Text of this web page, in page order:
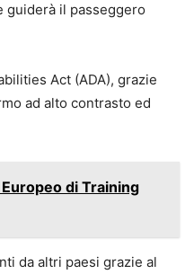
guiderà il passeggero
Act (ADA), grazie
ad alto contrasto ed
di Training
da altri paesi grazie al